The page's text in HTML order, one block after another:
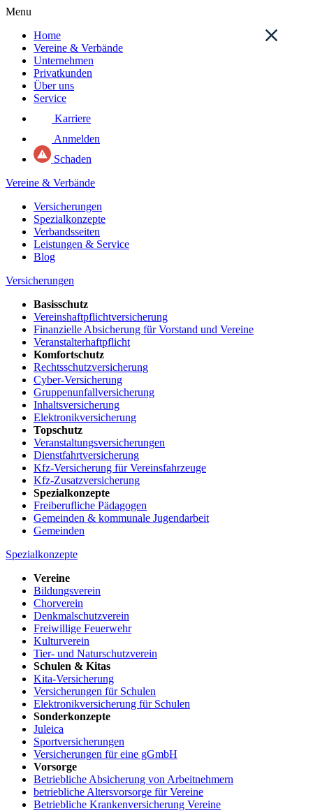
Menu
Home
Vereine & Verbände
Unternehmen
Privatkunden
Über uns
Service
Karriere
Anmelden
Schaden
Vereine & Verbände
Versicherungen
Spezialkonzepte
Verbandsseiten
Leistungen & Service
Blog
Versicherungen
Basisschutz
Vereinshaftpflichtversicherung
Finanzielle Absicherung für Vorstand und Vereine
Veranstalterhaftpflicht
Komfortschutz
Rechtsschutzversicherung
Cyber-Versicherung
Gruppenunfallversicherung
Inhaltsversicherung
Elektronikversicherung
Topschutz
Veranstaltungsversicherungen
Dienstfahrtversicherung
Kfz-Versicherung für Vereinsfahrzeuge
Kfz-Zusatzversicherung
Spezialkonzepte
Freiberufliche Pädagogen
Gemeinden & kommunale Jugendarbeit
Gemeinden
Spezialkonzepte
Vereine
Bildungsverein
Chorverein
Denkmalschutzverein
Freiwillige Feuerwehr
Kulturverein
Tier- und Naturschutzverein
Schulen & Kitas
Kita-Versicherung
Versicherungen für Schulen
Elektronikversicherung für Schulen
Sonderkonzepte
Juleica
Sportversicherungen
Versicherungen für eine gGmbH
Vorsorge
Betriebliche Absicherung von Arbeitnehmern
betriebliche Altersvorsorge für Vereine
Betriebliche Krankenversicherung Vereine